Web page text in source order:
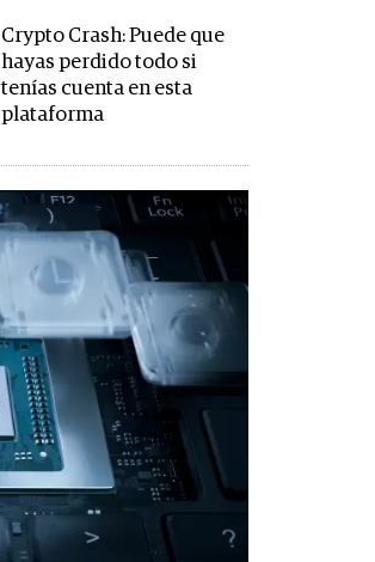
Crypto Crash: Puede que
hayas perdido todo si
tenías cuenta en esta
plataforma